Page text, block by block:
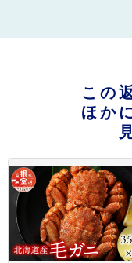
この
ほか